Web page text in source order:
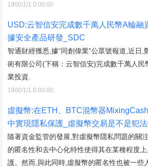
1900/1/1 0:00:00
USD:云智信安完成數千萬人民幣A輪融
據安全產品研發_SDC
智通財經獲悉,據“同創偉業”公眾號報道,近日,
術有限公司(下稱：云智信安)完成數千萬人民
業投資.
1900/1/1 0:00:00
虛擬幣:在ETH、BTC混幣器
中實現隱私保護_虛擬幣交易是不是犯
隨著資金監管的發展,對虛擬幣隱私問題的關
的匿名性和去中心化特性使得其在某種程度
護。然而,與此同時,虛擬幣的匿名性也被一些